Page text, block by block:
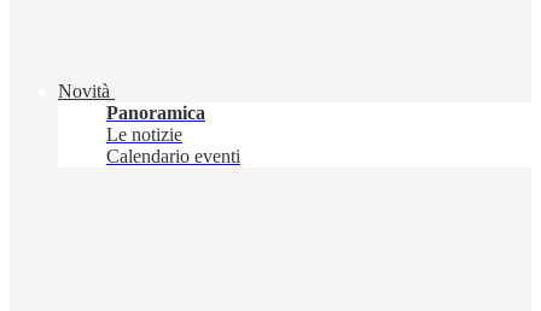
Novità
Panoramica
Le notizie
Calendario eventi